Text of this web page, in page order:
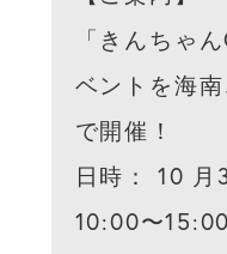
「きんちゃ
ベントを海
で開催！
⽇時： 10 ⽉
10:00〜15:00